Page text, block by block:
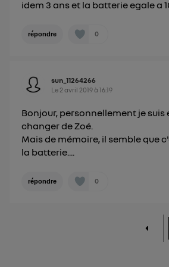
idem 3 ans et la batterie egale a
répondre 0
sun_11264266
Le 2 avril 2019à16:19
Bonjour, personnellement je suis
changer de Zoé.
Mais de mémoire, il semble que
la batterie....
répondre 0